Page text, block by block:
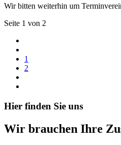
Wir bitten weiterhin um
Seite 1 von 2
1
2
Hier finden Sie uns
Wir brauchen Ihre